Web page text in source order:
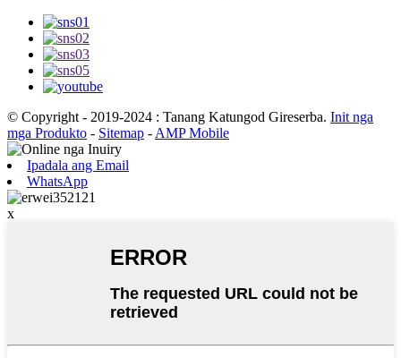
© Copyright - 2019-2024 : Tanang Katungod Gireserba. Init nga
mga Produkto - Sitemap - AMP Mobile
Ipadala ang Email
WhatsApp
x